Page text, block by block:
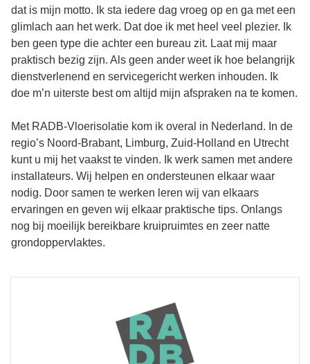
dat is mijn motto. Ik sta iedere dag vroeg op en ga met een
glimlach aan het werk. Dat doe ik met heel veel plezier. Ik
ben geen type die achter een bureau zit. Laat mij maar
praktisch bezig zijn. Als geen ander weet ik hoe belangrijk
dienstverlenend en servicegericht werken inhouden. Ik
doe m’n uiterste best om altijd mijn afspraken na te komen.
Met RADB-Vloerisolatie kom ik overal in Nederland. In de
regio’s Noord-Brabant, Limburg, Zuid-Holland en Utrecht
kunt u mij het vaakst te vinden. Ik werk samen met andere
installateurs. Wij helpen en ondersteunen elkaar waar
nodig. Door samen te werken leren wij van elkaars
ervaringen en geven wij elkaar praktische tips. Onlangs
nog bij moeilijk bereikbare kruipruimtes en zeer natte
grondoppervlaktes.